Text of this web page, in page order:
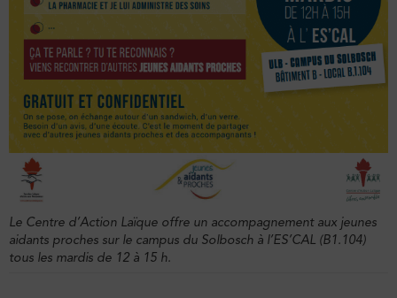
Le Centre d’Action Laïque offre un accompagnement aux jeunes
aidants proches sur le campus du Solbosch à l’ES’CAL (B1.104)
tous les mardis de 12 à 15 h.